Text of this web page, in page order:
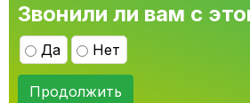
Звонили ли вам с
Да Нет
Продолжить